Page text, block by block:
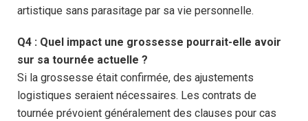
artistique sans parasitage par sa vie personnelle.
Q4 : Quel impact une grossesse pourrait-elle avoir
sur sa tournée actuelle ?
Si la grossesse était confirmée, des ajustements
logistiques seraient nécessaires. Les contrats de
tournée prévoient généralement des clauses pour cas